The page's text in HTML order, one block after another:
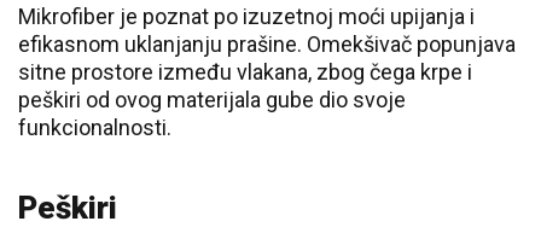
Mikrofiber je poznat po izuzetnoj moći upijanja i
efikasnom uklanjanju prašine. Omekšivač popunjava
sitne prostore između vlakana, zbog čega krpe i
peškiri od ovog materijala gube dio svoje
funkcionalnosti.
Peškiri